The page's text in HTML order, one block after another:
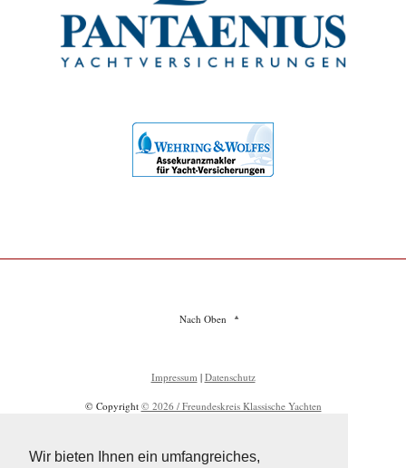
Wir bieten Ihnen ein umfangreiches,
Nach Oben
Impressum | Datenschutz
© Copyright © 2026 / Freundeskreis Klassische Yachten